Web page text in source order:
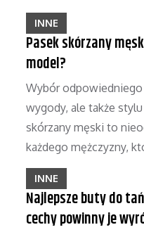
INNE
Pasek skórzany
model?
Wybór
wygody, ale także
skórzany męski to
każdego mężczyzny,
INNE
Najlepsze buty do
cechy powinny je